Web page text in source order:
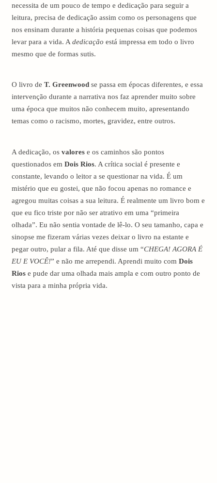
necessita de um pouco de tempo e dedicação para seguir a
leitura, precisa de dedicação assim como os personagens que
nos ensinam durante a história pequenas coisas que podemos
levar para a vida. A dedicação está impressa em todo o livro
mesmo que de formas sutis.
O livro de T. Greenwood se passa em épocas diferentes, e essa
intervenção durante a narrativa nos faz aprender muito sobre
uma época que muitos não conhecem muito, apresentando
temas como o racismo, mortes, gravidez, entre outros.
A dedicação, os valores e os caminhos são pontos
questionados em Dois Rios. A crítica social é presente e
constante, levando o leitor a se questionar na vida. É um
mistério que eu gostei, que não focou apenas no romance e
agregou muitas coisas a sua leitura. É realmente um livro bom e
que eu fico triste por não ser atrativo em uma “primeira
olhada”. Eu não sentia vontade de lê-lo. O seu tamanho, capa e
sinopse me fizeram várias vezes deixar o livro na estante e
pegar outro, pular a fila. Até que disse um “CHEGA! AGORA É
EU E VOCÊ!” e não me arrependi. Aprendi muito com Dois
Rios e pude dar uma olhada mais ampla e com outro ponto de
vista para a minha própria vida.